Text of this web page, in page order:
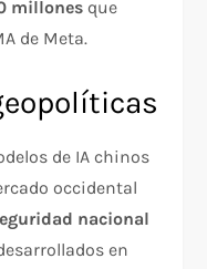
millones que
de Meta.
de IA chinos
occidental
nacional
en